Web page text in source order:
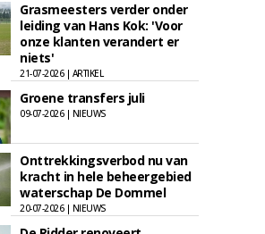
Grasmeesters verder onder
leiding van Hans Kok: 'Voor
onze klanten verandert er
niets'
21-07-2026 | ARTIKEL
Groene transfers juli
09-07-2026 | NIEUWS
Onttrekkingsverbod nu van
kracht in hele beheergebied
waterschap De Dommel
20-07-2026 | NIEUWS